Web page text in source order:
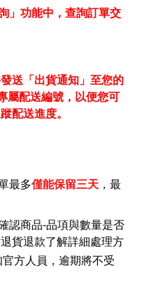
」功能中，查詢訂單交
送「出貨通知」至您的
屬配送編號，以便您可
配送進度。
最多僅能保留三天 ，最
認商品-品項與數量是否
貨退款了解詳細處理方
方人員，逾期將不受